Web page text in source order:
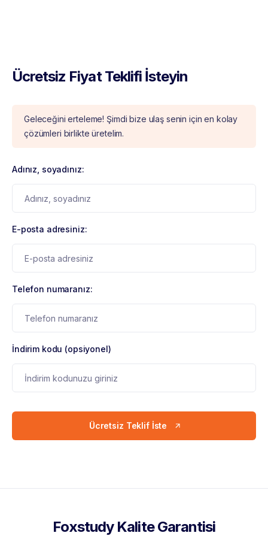
Ücretsiz Fiyat Teklifi İsteyin
Geleceğini erteleme! Şimdi bize ulaş senin için en kolay
çözümleri birlikte üretelim.
Adınız, soyadınız:
E-posta adresiniz:
Telefon numaranız:
İndirim kodu (opsiyonel)
Ücretsiz Teklif İste
Foxstudy Kalite Garantisi